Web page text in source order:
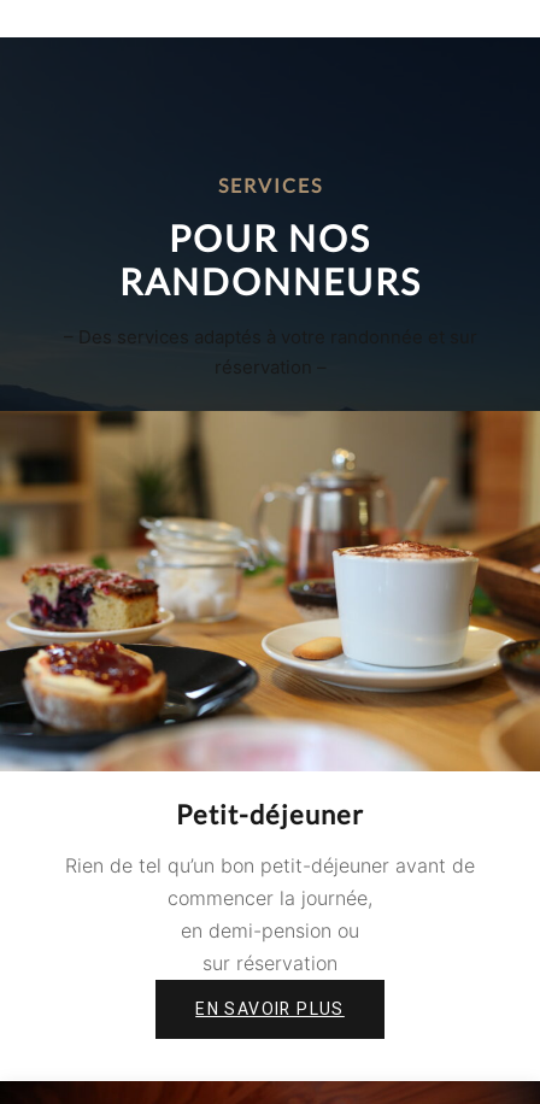
SERVICES
POUR NOS
RANDONNEURS
– Des services adaptés à votre randonnée et sur
réservation –
Petit-déjeuner
Rien de tel qu’un bon petit-déjeuner avant de
commencer la journée,
en demi-pension ou
sur réservation
EN SAVOIR PLUS